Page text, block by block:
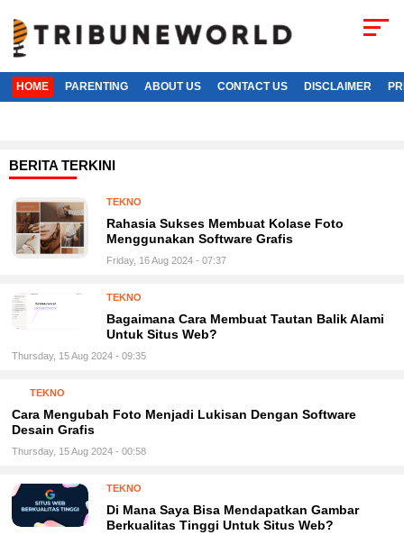
HOME PARENTING ABOUT US CONTACT US DISCLAIMER
BERITA TERKINI
TEKNO
Rahasia Sukses Membuat Kolase Foto
Menggunakan Software Grafis
Friday, 16 Aug 2024 - 07:37
TEKNO
Bagaimana Cara Membuat Tautan Balik Alami
Untuk Situs Web?
Thursday, 15 Aug 2024 - 09:35
TEKNO
Cara Mengubah Foto Menjadi Lukisan Dengan Software
Desain Grafis
Thursday, 15 Aug 2024 - 00:58
TEKNO
Di Mana Saya Bisa Mendapatkan Gambar
Berkualitas Tinggi Untuk Situs Web?